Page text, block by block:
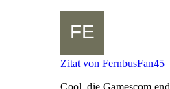
Zitat von FernbusFan45
Cool, die Gamescom